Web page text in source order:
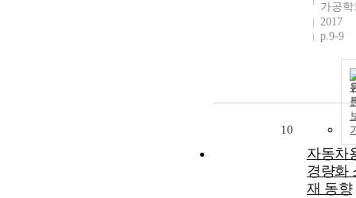
가공학
2017
p.9-9
10
자동차
경량화
재 동향